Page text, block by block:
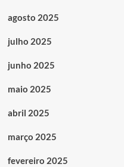
agosto 2025
julho 2025
junho 2025
maio 2025
abril 2025
março 2025
fevereiro 2025